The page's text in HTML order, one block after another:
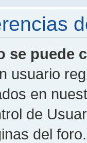
se puede
usuario
en
de
del